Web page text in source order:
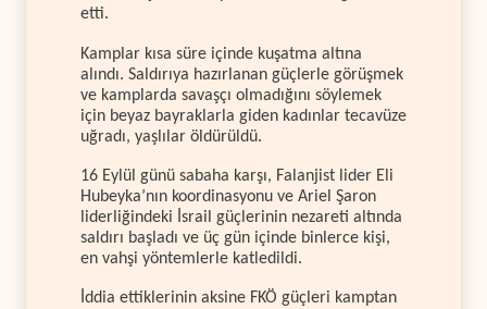
etti.
Kamplar kısa süre içinde kuşatma altına
alındı. Saldırıya hazırlanan güçlerle görüşmek
ve kamplarda savaşçı olmadığını söylemek
için beyaz bayraklarla giden kadınlar tecavüze
uğradı, yaşlılar öldürüldü.
16 Eylül günü sabaha karşı, Falanjist lider Eli
Hubeyka’nın koordinasyonu ve Ariel Şaron
liderliğindeki İsrail güçlerinin nezareti altında
saldırı başladı ve üç gün içinde binlerce kişi,
en vahşi yöntemlerle katledildi.
İddia ettiklerinin aksine FKÖ güçleri kamptan